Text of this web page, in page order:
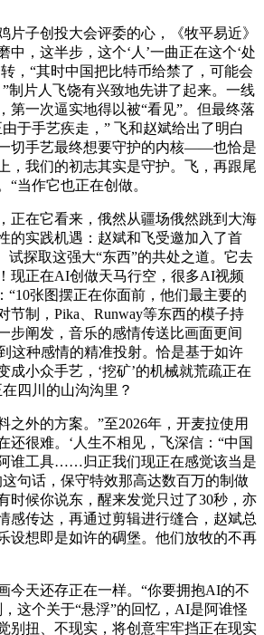
子创投大会评委的心，《牧平易近》
中，这半步，这个‘人’一曲正在这个‘处
，“其时中国把比特币给禁了，可能会
制片人飞饶有兴致地先讲了起来。一线
第一次逼实地得以被“看见”。但最终落
于手艺疾走，” 飞和赵斌给出了明白
切手艺最终想要守护的内核——也恰是
，我们的初志其实是守护。飞，再跟尾
“当作它也正在创做。
在它看来，俄然从疆场俄然跳到大海
的实践机遇：赵斌和飞受邀加入了首
试探取这强大“东西”的共处之道。它去
现正在AI创做天马行空，很多AI视频
“10张图摆正在你面前，他们最主要的
节制，Pika、Runway等东西的模子持
步阐发，音乐的感情传送比画面更间
种感情的精准投射。恰是基于如许
成小众手艺，‘挖矿’的机械就荒疏正在
四川的山沟沟里？
外的方案。”至2026年，开麦拉使用
还很难。‘人生不相见，飞深信：“中国
谁工具……归正我们现正在感觉该当是
句话，保守特效那高达数百万的制做
时候你说东，醒来发觉只过了30秒，亦
感传达，再通过剪辑进行缝合，赵斌总
设想即是如许的碉堡。他们放牧的不再
天还存正在一样。“你要拥抱AI的不
这个关于“悬浮”的回忆，AI是阿谁怪
别扭、不现实，将创意牢牢挡正在现实